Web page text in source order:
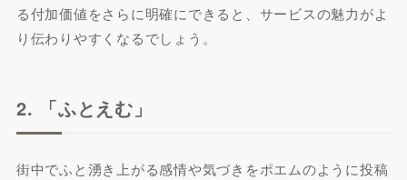
る付加価値をさらに明確にできると、サービスの魅力がよ
り伝わりやすくなるでしょう。
2. 「ふとえむ」
街中でふと湧き上がる感情や気づきをポエムのように投稿